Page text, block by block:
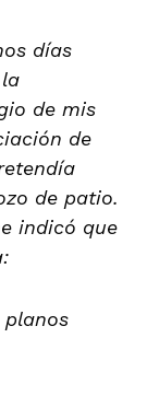
días
de mis
de
de patio.
indicó que
planos